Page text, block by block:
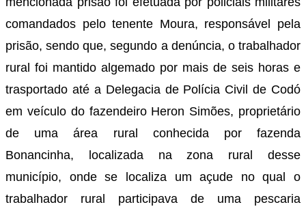
comandados pelo tenente Moura, responsável pela
prisão, sendo que, segundo a denúncia, o trabalhador
rural foi mantido algemado por mais de seis horas e
trasportado até a Delegacia de Polícia Civil de Codó
em veículo do fazendeiro Heron Simões, proprietário
de uma área rural conhecida por fazenda
Bonancinha, localizada na zona rural desse
município, onde se localiza um açude no qual o
trabalhador rural participava de uma pescaria